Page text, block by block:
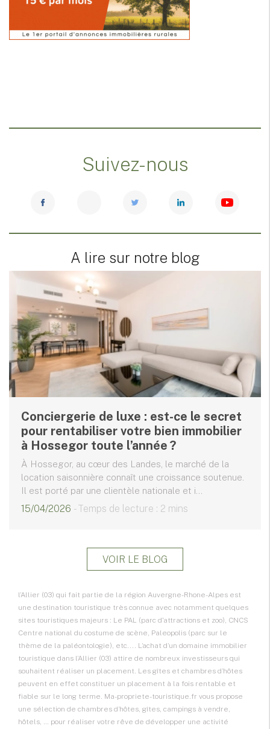
Suivez-nous
A lire sur notre blog
Conciergerie de luxe : est-ce le secret
pour rentabiliser votre bien immobilier
à Hossegor toute l’année ?
À Hossegor, au cœur des Landes, le marché de la
location saisonnière connaît une croissance soutenue.
Il est porté par une clientèle nationale et i...
15/04/2026 - Temps de lecture : 2 mins
VOIR LE BLOG
l’Allier (03) qui fait partie de la région Auvergne-Rhone-Alpes est
une destination touristique très connue avec notamment quelques
sites touristiques majeurs : Le PAL (parc d'attractions et zoo), CNCS
Centre national du costume de scène, Paleopolis (parc sur le
thème de la paléontologie), etc.... L’achat d’un domaine immobilier
touristique dans l’Allier (03) attire de nombreux investisseurs qui
souhaitent réaliser un placement. Les gîtes et chambres d’hôtes
peuvent en effet constituer un placement à la fois rentable et
fiable sur le long terme. Ma-propriete-touristique.fr vous propose
une sélection de chambres d’hôtes, gîtes, campings à vendre,
hôtels, … pour réaliser votre rêve de développer une activité